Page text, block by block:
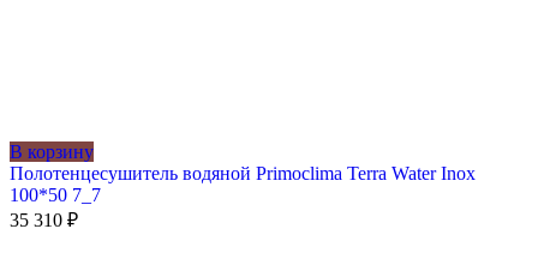
В корзину
Полотенцесушитель водяной Primoclima Terra Water Inox
100*50 7_7
35 310 ₽